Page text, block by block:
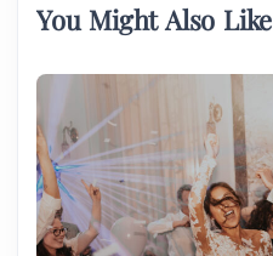
You Might Also Like